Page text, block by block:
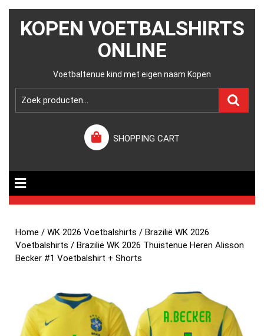
KOPEN VOETBALSHIRTS
ONLINE
Voetbaltenue kind met eigen naam Kopen
SHOPPING CART
Home /WK 2026 Voetbalshirts /Brazilië WK 2026
Voetbalshirts / Brazilië WK 2026 Thuistenue Heren Alisson
Becker #1 Voetbalshirt + Shorts